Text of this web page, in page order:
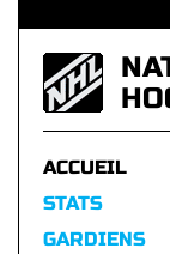
ACCUEIL
STATS
GARDIENS